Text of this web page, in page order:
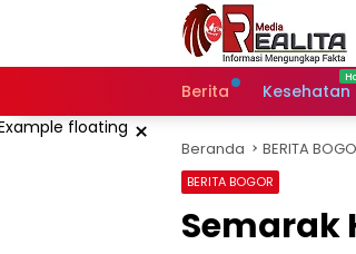
Berita Kesehatan
× Beranda BERITA
BERITA BOGOR
Semarak